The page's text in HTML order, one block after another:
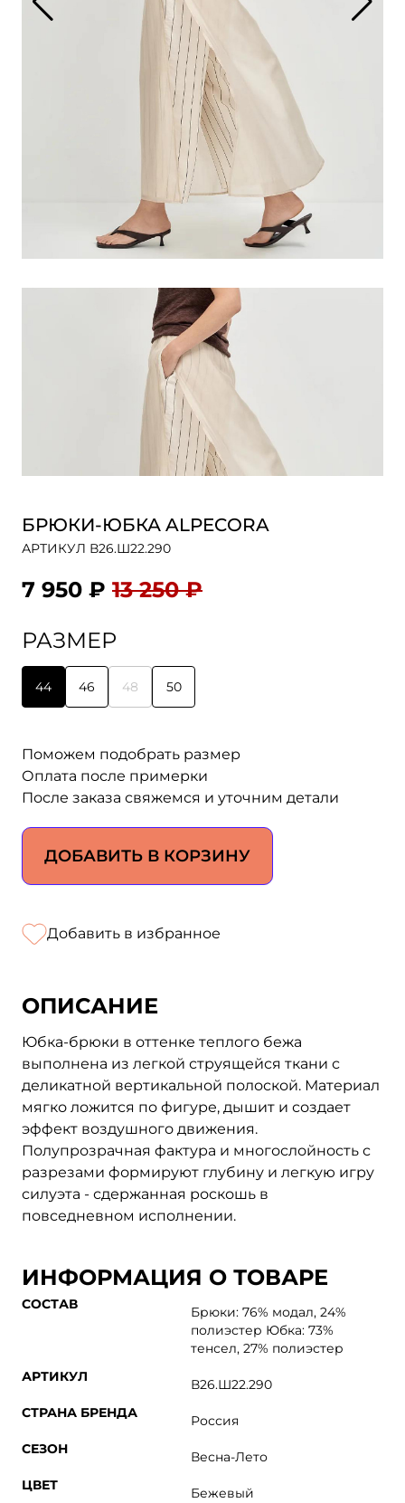
БРЮКИ-ЮБКА ALPECORA
АРТИКУЛ В26.Ш22.290
7 950 ₽ 13 250 ₽
РАЗМЕР
44 46 48 50
Поможем подобрать размер
Оплата после примерки
После заказа свяжемся и уточним детали
ДОБАВИТЬ В КОРЗИНУ
Добавить в избранное
ОПИСАНИЕ
Юбка-брюки в оттенке теплого бежа
выполнена из легкой струящейся ткани с
деликатной вертикальной полоской. Материал
мягко ложится по фигуре, дышит и создает
эффект воздушного движения.
Полупрозрачная фактура и многослойность с
разрезами формируют глубину и легкую игру
силуэта - сдержанная роскошь в
повседневном исполнении.
ИНФОРМАЦИЯ О ТОВАРЕ
СОСТАВ
Брюки: 76% модал, 24%
полиэстер Юбка: 73%
тенсел, 27% полиэстер
АРТИКУЛ
В26.Ш22.290
СТРАНА БРЕНДА
Россия
СЕЗОН
Весна-Лето
ЦВЕТ
Бежевый